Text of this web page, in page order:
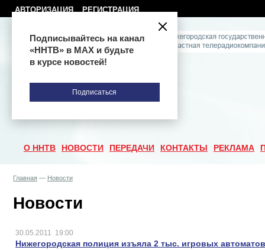
АВТОРИЗАЦИЯ РЕГИСТРАЦИЯ
О ННТВ НОВОСТИ ПЕРЕДАЧИ КОНТАКТЫ РЕКЛАМА
Главная — Новости
Новости
30.05.2011 19:00
Нижегородская полиция изъяла 2 тыс. игровых
Подписывайтесь на канал
«ННТВ» в МАХ и будьте
в курсе новостей!
Подписаться